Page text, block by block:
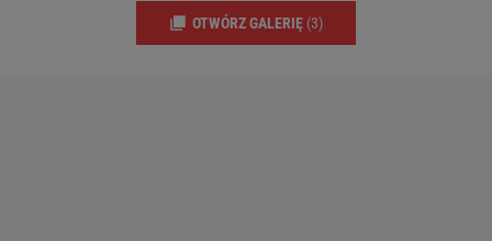
OTWÓRZ GALERIĘ (3)